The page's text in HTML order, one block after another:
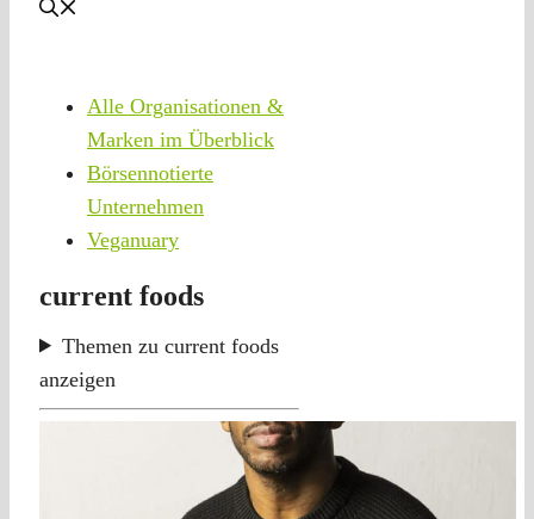
Alle Organisationen &
Marken im Überblick
Börsennotierte
Unternehmen
Veganuary
current foods
Themen zu current foods
anzeigen